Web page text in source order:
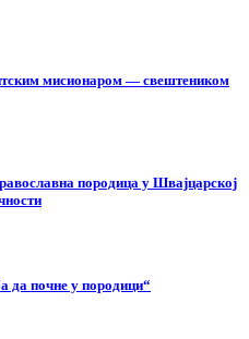
мисионаром — свештеником
породица у Швајцарској
да почне у породици“